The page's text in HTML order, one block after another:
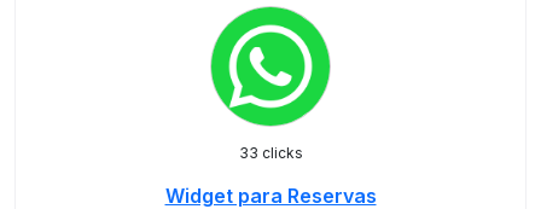
33 clicks
Widget para Reservas